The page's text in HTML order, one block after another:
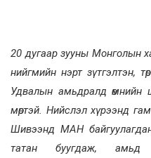
20 дугаар зууны Монголын
нийгмийн нэрт зүтгэлтэн,
Удвалын амьдралд өмнийн
мөртэй. Нийслэл хүрээнд
Шивээнд МАН
татан буугдаж, амьд